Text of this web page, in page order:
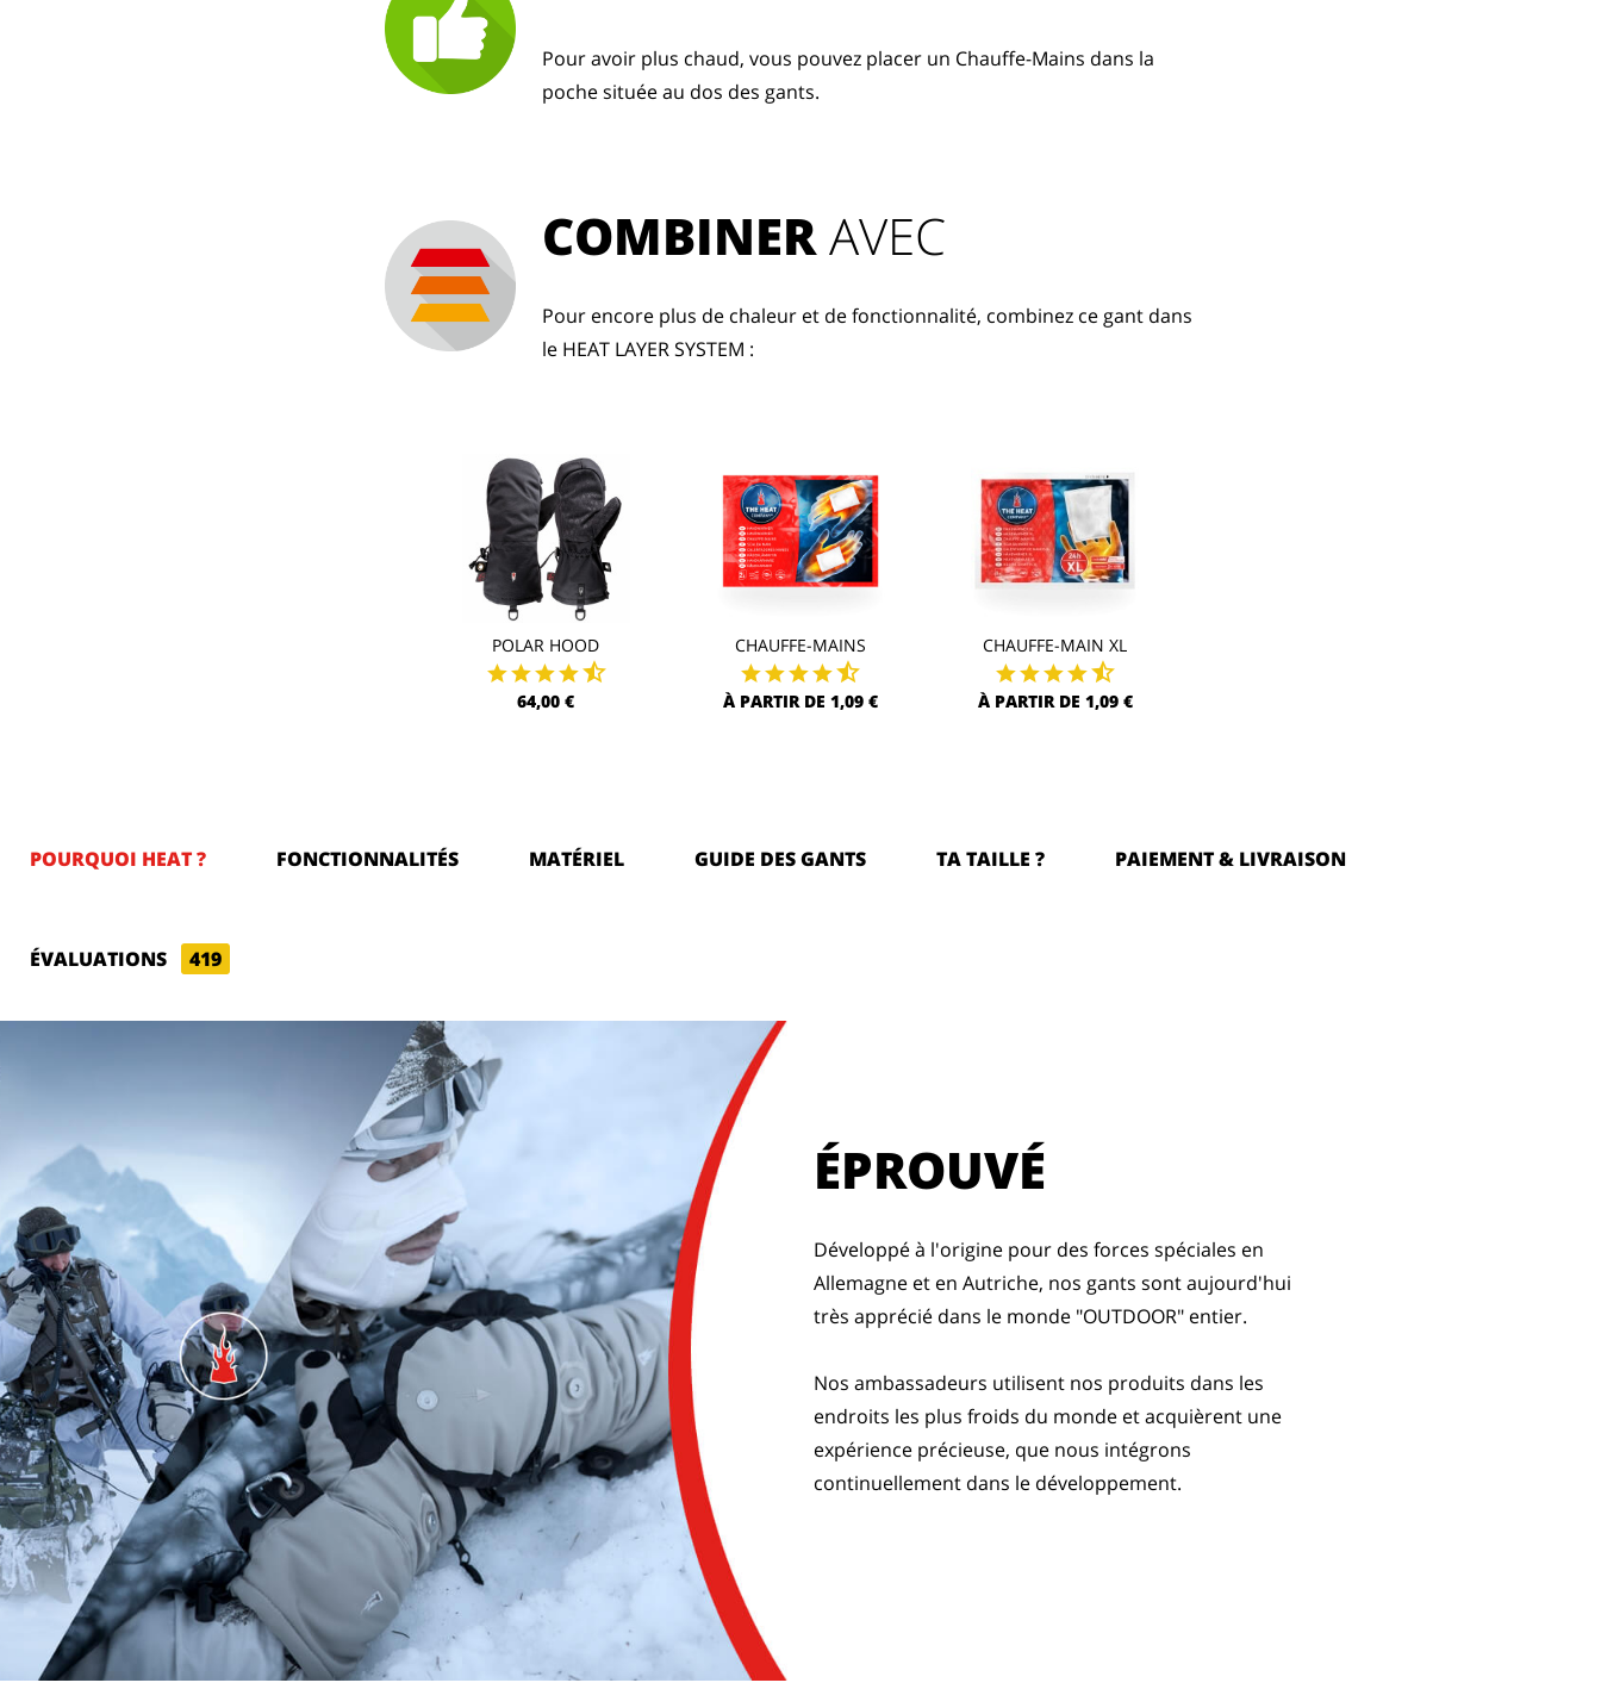
Pour avoir plus chaud, vous pouvez placer un Chauffe-Mains dans la
poche située au dos des gants.
POLAR HOOD
64,00 €
CHAUFFE-MAINS
À PARTIR DE 1,09 €
CHAUFFE-MAIN XL
À PARTIR DE 1,09 €
COMBINER AVEC
Pour encore plus de chaleur et de fonctionnalité, combinez ce gant dans
le HEAT LAYER SYSTEM :
POURQUOI HEAT ? FONCTIONNALITÉS MATÉRIEL GUIDE DES GANTS TA TAILLE ? PAIEMENT & LIVRAISON
ÉVALUATIONS 419
ÉPROUVÉ
Développé à l'origine pour des forces spéciales en
Allemagne et en Autriche, nos gants sont aujourd'hui
très apprécié dans le monde "OUTDOOR" entier.
Nos ambassadeurs utilisent nos produits dans les
endroits les plus froids du monde et acquièrent une
expérience précieuse, que nous intégrons
continuellement dans le développement.